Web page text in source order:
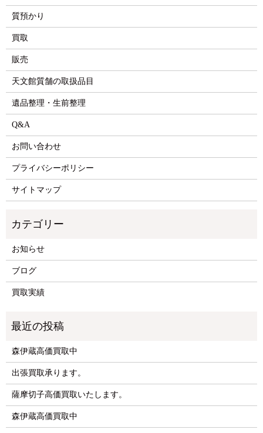
質預かり
買取
販売
天文館質舗の取扱品目
遺品整理・生前整理
Q&A
お問い合わせ
プライバシーポリシー
サイトマップ
お知らせ
ブログ
買取実績
森伊蔵高価買取中
出張買取承ります。
薩摩切子高価買取いたします。
森伊蔵高価買取中